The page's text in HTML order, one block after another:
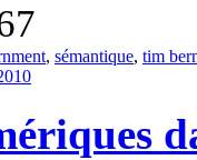
, sémantique, tim